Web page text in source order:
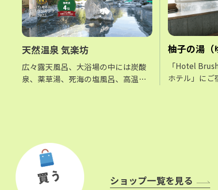
天然温泉 気楽坊
広々露天風呂、大浴場の中には炭酸
泉、薬草湯、死海の塩風呂、高温サ
柚子の湯（
「Hotel
ホテル」に
ショップ一覧を見る